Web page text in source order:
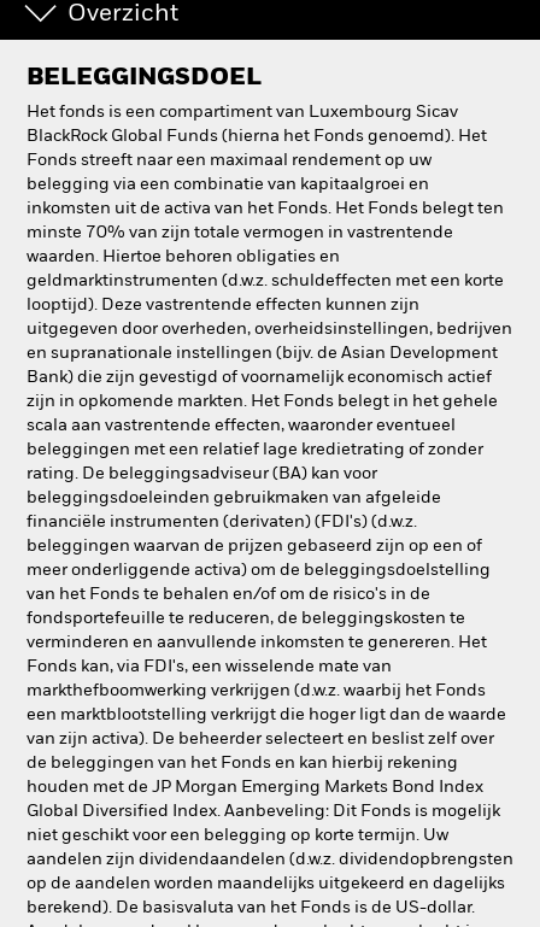
Overzicht
BELEGGINGSDOEL
Het fonds is een compartiment van Luxembourg Sicav
BlackRock Global Funds (hierna het Fonds genoemd). Het
Fonds streeft naar een maximaal rendement op uw
belegging via een combinatie van kapitaalgroei en
inkomsten uit de activa van het Fonds. Het Fonds belegt ten
minste 70% van zijn totale vermogen in vastrentende
waarden. Hiertoe behoren obligaties en
geldmarktinstrumenten (d.w.z. schuldeffecten met een korte
looptijd). Deze vastrentende effecten kunnen zijn
uitgegeven door overheden, overheidsinstellingen, bedrijven
en supranationale instellingen (bijv. de Asian Development
Bank) die zijn gevestigd of voornamelijk economisch actief
zijn in opkomende markten. Het Fonds belegt in het gehele
scala aan vastrentende effecten, waaronder eventueel
beleggingen met een relatief lage kredietrating of zonder
rating. De beleggingsadviseur (BA) kan voor
beleggingsdoeleinden gebruikmaken van afgeleide
financiële instrumenten (derivaten) (FDI's) (d.w.z.
beleggingen waarvan de prijzen gebaseerd zijn op een of
meer onderliggende activa) om de beleggingsdoelstelling
van het Fonds te behalen en/of om de risico's in de
fondsportefeuille te reduceren, de beleggingskosten te
verminderen en aanvullende inkomsten te genereren. Het
Fonds kan, via FDI's, een wisselende mate van
markthefboomwerking verkrijgen (d.w.z. waarbij het Fonds
een marktblootstelling verkrijgt die hoger ligt dan de waarde
van zijn activa). De beheerder selecteert en beslist zelf over
de beleggingen van het Fonds en kan hierbij rekening
houden met de JP Morgan Emerging Markets Bond Index
Global Diversified Index. Aanbeveling: Dit Fonds is mogelijk
niet geschikt voor een belegging op korte termijn. Uw
aandelen zijn dividendaandelen (d.w.z. dividendopbrengsten
op de aandelen worden maandelijks uitgekeerd en dagelijks
berekend). De basisvaluta van het Fonds is de US-dollar.